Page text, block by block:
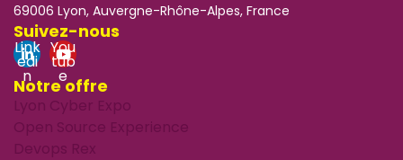
69006 Lyon, Auvergne-Rhône-Alpes, France
Suivez-nous
Link
edi
n
You
tub
e
Notre offre
Lyon Cyber Expo
Open Source Experience
Devops Rex